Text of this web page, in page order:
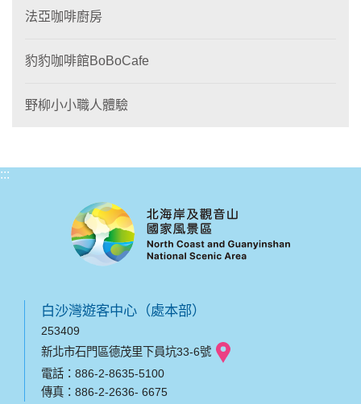
法亞咖啡廚房
豹豹咖啡館BoBoCafe
野柳小小職人體驗
:::
白沙灣遊客中心（處本部）
253409
新北市石門區德茂里下員坑33-6號
電話：886-2-8635-5100
傳真：886-2-2636- 6675